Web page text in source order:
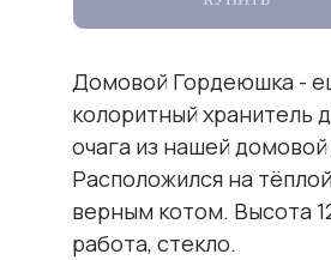
Домовой Гордеюшка -
колоритный хранитель
очага из нашей
Расположился на
верным котом. Высота
работа, стекло.